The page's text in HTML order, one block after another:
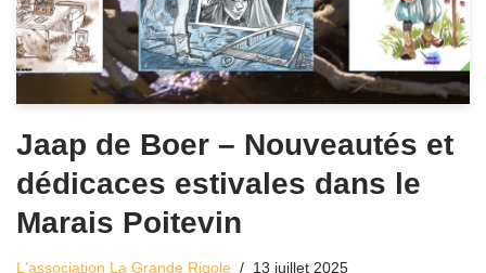
Jaap de Boer – Nouveautés et
dédicaces estivales dans le
Marais Poitevin
L'association La Grande Rigole 13 juillet 2025